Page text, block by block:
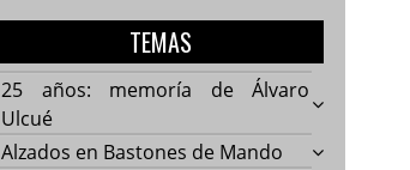
TEMAS
25 años: memoría de Álvaro
Ulcué
Alzados en Bastones de Mando